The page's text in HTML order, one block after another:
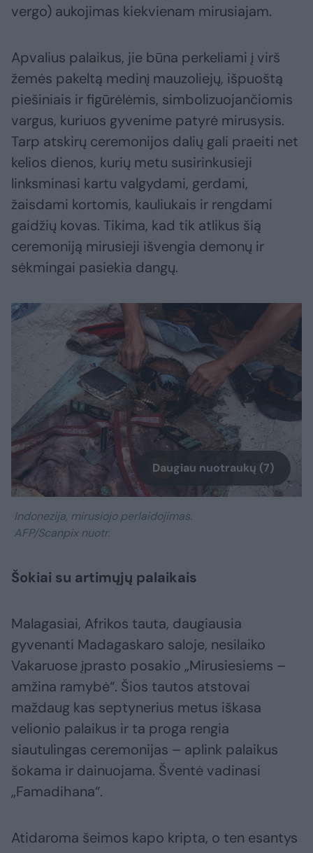
vergo) aukojimas kiekvienam mirusiajam.
Apvalius palaikus, jie būna perkeliami į virš
žemės pakeltą medinį mauzoliejų, išpuoštą
piešiniais ir figūrėlėmis, simbolizuojančiomis
vargus, kuriuos gyvenime patyrė mirusysis.
Tarp atskirų ceremonijos dalių gali praeiti net
kelios dienos, kurių metu susirinkusieji
linksminasi kartu valgydami, gerdami,
žaisdami kortomis, kauliukais ir rengdami
gaidžių kovas. Tikima, kad tik atlikus šią
ceremoniją mirusieji išvengia demonų ir
sėkmingai pasiekia dangų.
Daugiau nuotraukų (7)
Indonezija, mirusiojo perlaidojimas.
AFP/Scanpix nuotr.
Šokiai su artimųjų palaikais
Malagasiai, Afrikos tauta, daugiausia
gyvenanti Madagaskaro saloje, nesilaiko
Vakaruose įprasto posakio „Mirusiesiems –
amžina ramybė“. Šios tautos atstovai
maždaug kas septynerius metus iškasa
velionio palaikus ir ta proga rengia
siautulingas ceremonijas – aplink palaikus
šokama ir dainuojama. Šventė vadinasi
„Famadihana“.
Atidaroma šeimos kapo kripta, o ten esantys